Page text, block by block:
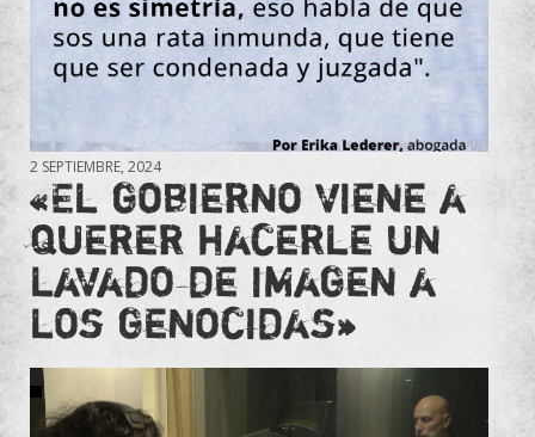
2 SEPTIEMBRE, 2024
«El gobierno viene a
querer hacerle un
lavado de imagen a
los genocidas»